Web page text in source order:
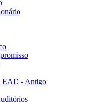
EAD - Antigo